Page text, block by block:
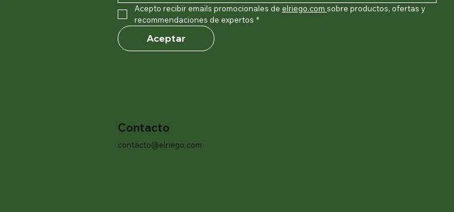
Acepto recibir emails promocionales de elriego.com sobre productos, ofertas y
recommendaciones de expertos *
Aceptar
Contacto
contacto@elriego.com